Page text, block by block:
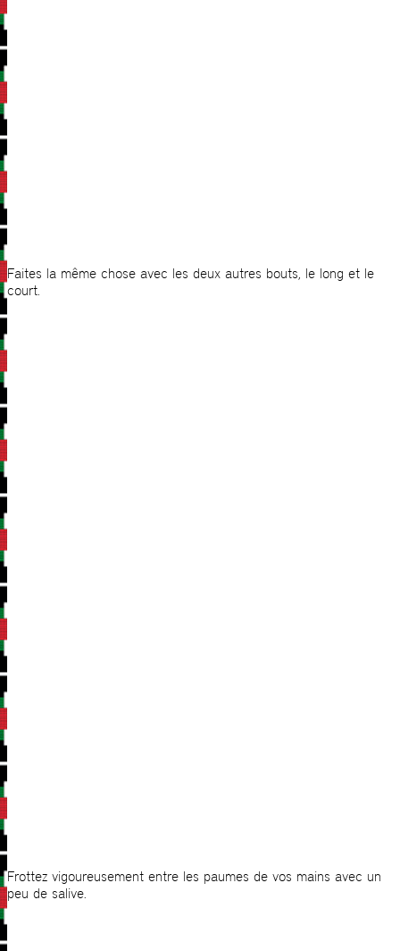
Faites la même chose avec les deux autres bouts, le long et le
court.
Frottez vigoureusement entre les paumes de vos mains avec un
peu de salive.